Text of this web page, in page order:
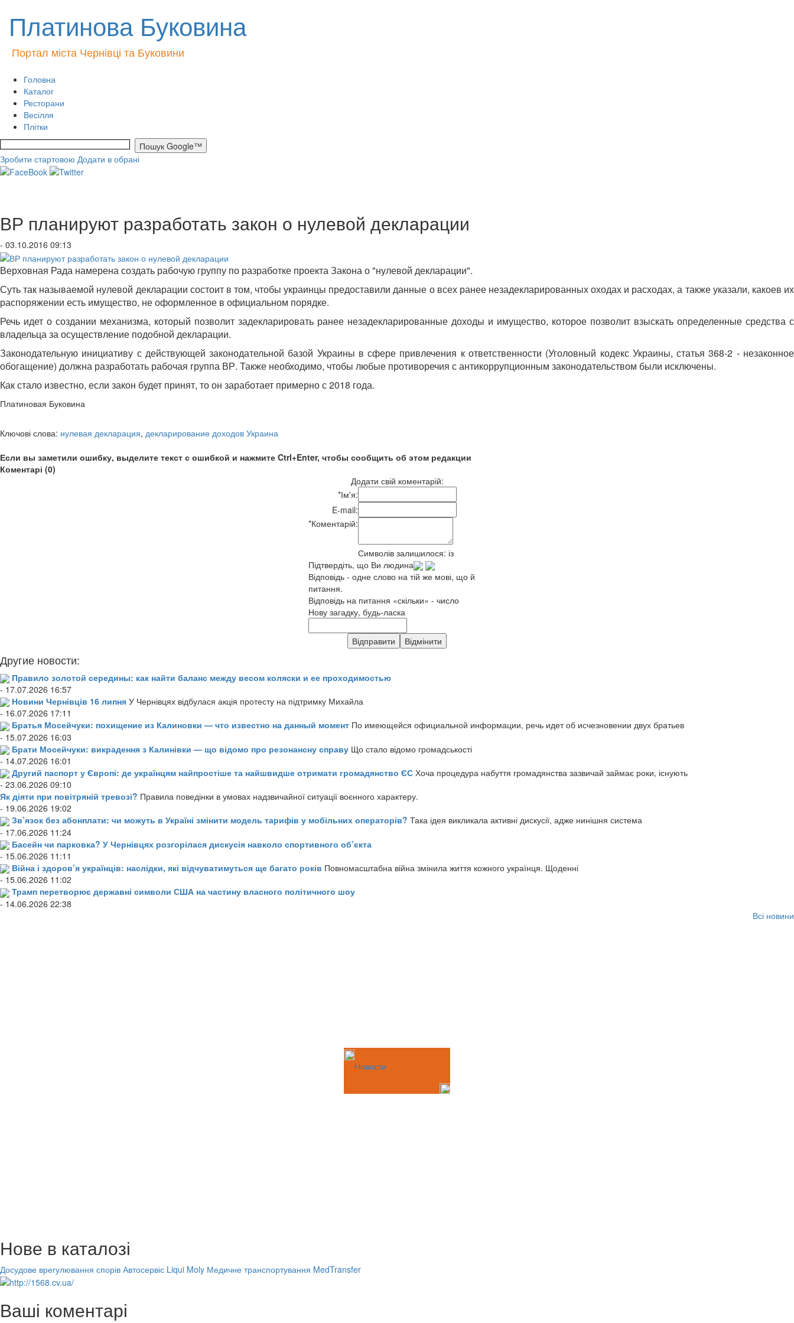
Платинова Буковина
Портал міста Чернівці та Буковини
Головна
Каталог
Ресторани
Весілля
Плітки
Зробити стартовою Додати в обрані
ВР планируют разработать закон о нулевой декларации
- 03.10.2016 09:13
Верховная Рада намерена создать рабочую группу по разработке проекта Закона о "нулевой декларации".
Суть так называемой нулевой декларации состоит в том, чтобы украинцы предоставили данные о всех ранее незадекларированных оходах и расходах, а также указали, какоев их
распоряжении есть имущество, не оформленное в официальном порядке.
Речь идет о создании механизма, который позволит задекларировать ранее незадекларированные доходы и имущество, которое позволит взыскать определенные средства с
владельца за осуществление подобной декларации.
Законодательную инициативу с действующей законодательной базой Украины в сфере привлечения к ответственности (Уголовный кодекс Украины, статья 368-2 - незаконное
обогащение) должна разработать рабочая группа ВР. Также необходимо, чтобы любые противоречия с антикоррупционным законодательством были исключены.
Как стало известно, если закон будет принят, то он заработает примерно с 2018 года.
Платиновая Буковина
Ключові слова: нулевая декларация, декларирование доходов Украина
Если вы заметили ошибку, выделите текст с ошибкой и нажмите Ctrl+Enter, чтобы сообщить об этом редакции
Коментарі (0)
Додати свій коментарій:
*Ім'я:
E-mail:
*Коментарій:
Символів залишилося: із
Підтвердіть, що Ви людина
Відповідь - одне слово на тій же мові, що й
питання.
Відповідь на питання «скільки» - число
Нову загадку, будь-ласка
Другие новости:
Правило золотой середины: как найти баланс между весом коляски и ее проходимостью
- 17.07.2026 16:57
Новини Чернівців 16 липня У Чернівцях відбулася акція протесту на підтримку Михайла
- 16.07.2026 17:11
Братья Мосейчуки: похищение из Калиновки — что известно на данный момент По имеющейся официальной информации, речь идет об исчезновении двух братьев
- 15.07.2026 16:03
Брати Мосейчуки: викрадення з Калинівки — що відомо про резонансну справу Що стало відомо громадськості
- 14.07.2026 16:01
Другий паспорт у Європі: де українцям найпростіше та найшвидше отримати громадянство ЄС Хоча процедура набуття громадянства зазвичай займає роки, існують
- 23.06.2026 09:10
Як діяти при повітряній тревозі? Правила поведінки в умовах надзвичайної ситуації воєнного характеру.
- 19.06.2026 19:02
Зв’язок без абонплати: чи можуть в Україні змінити модель тарифів у мобільних операторів? Така ідея викликала активні дискусії, адже нинішня система
- 17.06.2026 11:24
Басейн чи парковка? У Чернівцях розгорілася дискусія навколо спортивного об’єкта
- 15.06.2026 11:11
Війна і здоров’я українців: наслідки, які відчуватимуться ще багато років Повномасштабна війна змінила життя кожного українця. Щоденні
- 15.06.2026 11:02
Трамп перетворює державні символи США на частину власного політичного шоу
- 14.06.2026 22:38
Всі новини
Новости
Нове в каталозі
Досудове врегулювання спорів Автосервіс Liqui Moly Медичне транспортування MedTransfer
Ваші коментарі